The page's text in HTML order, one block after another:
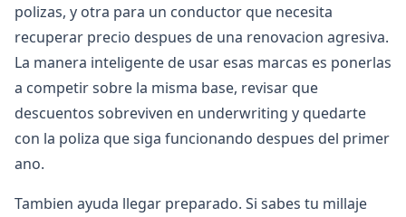
polizas, y otra para un conductor que necesita
recuperar precio despues de una renovacion agresiva.
La manera inteligente de usar esas marcas es ponerlas
a competir sobre la misma base, revisar que
descuentos sobreviven en underwriting y quedarte
con la poliza que siga funcionando despues del primer
ano.
Tambien ayuda llegar preparado. Si sabes tu millaje